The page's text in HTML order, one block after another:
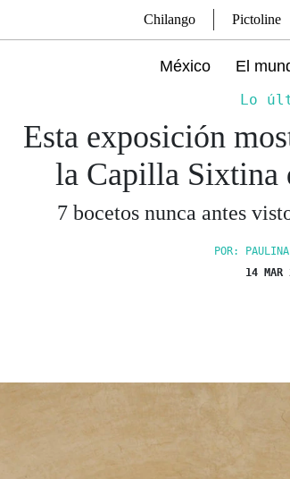
Chilango Pictoline
México El
Lo
Esta exposición
la Capilla
7 bocetos nunca antes
POR:
14 MAR